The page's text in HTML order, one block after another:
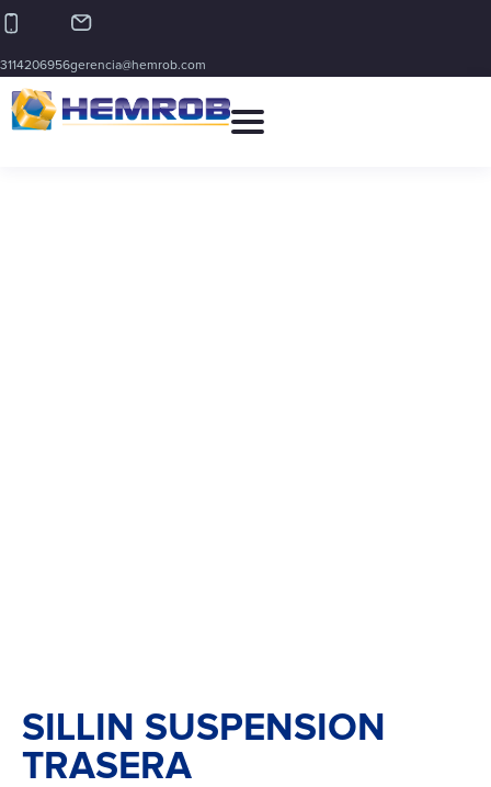
3114206956gerencia@hemrob.com
SILLIN SUSPENSION
TRASERA